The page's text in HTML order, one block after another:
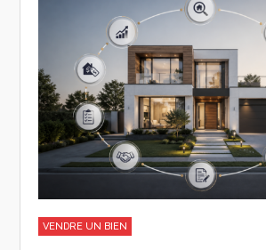
VENDRE UN BIEN